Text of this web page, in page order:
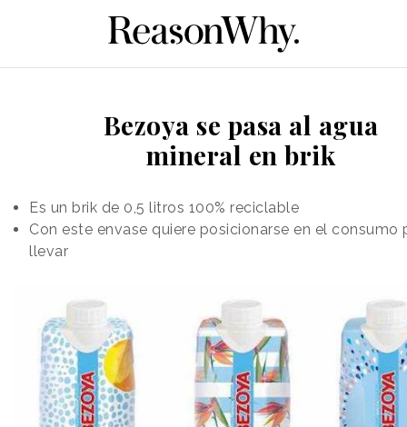
Bezoya se pasa al agua
mineral en brik
Es un brik de 0,5 litros 100% reciclable
Con este envase quiere posicionarse en el consumo
llevar